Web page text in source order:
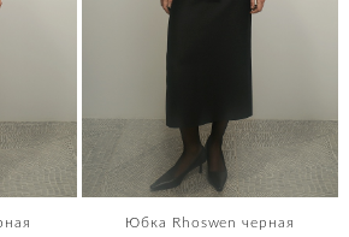
Юбка Rhoswen черная